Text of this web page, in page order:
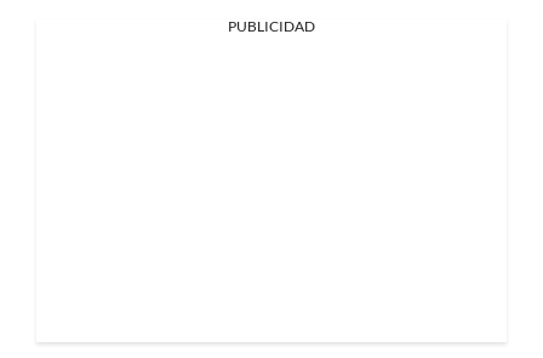
PUBLICIDAD